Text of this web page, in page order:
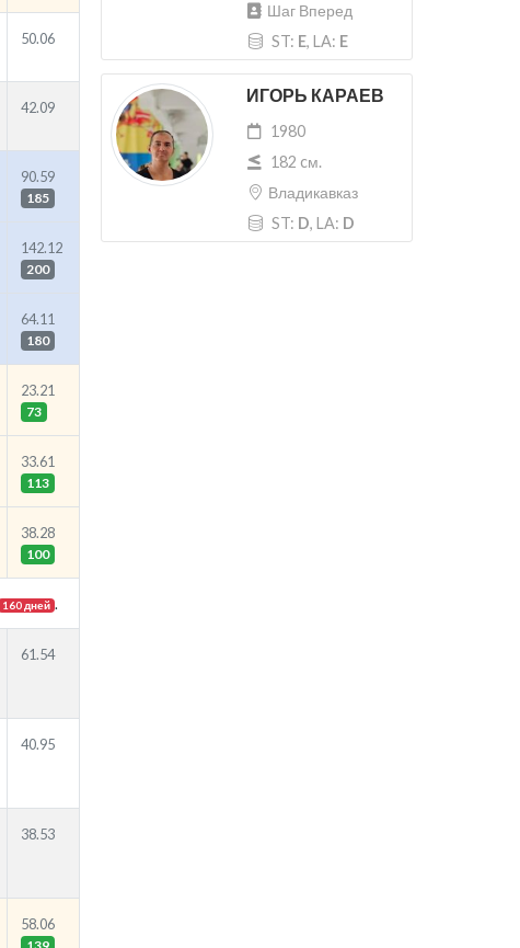
Шаг Вперед
ST: E, LA: E
ИГОРЬ КАРАЕВ
1980
182 cм.
Владикавказ
ST: D, LA: D
50.06
42.09
90.59
185
142.12
200
64.11
180
23.21
73
33.61
113
38.28
100
160 дней .
61.54
40.95
38.53
58.06